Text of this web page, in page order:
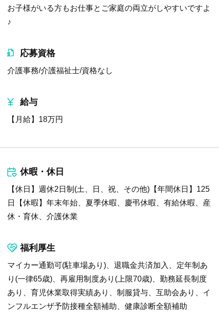
お子様がいる方もお仕事とご家庭の両立がしやすいですよ
♪
応募資格
介護事務/介護福祉士/資格なし
給与
【月給】18万円
休暇・休日
【休日】週休2日制(土、日、祝、その他)【年間休日】125
日【休暇】年末年始、夏季休暇、慶弔休暇、有給休暇、産
休・育休、介護休業
福利厚生
マイカー通勤可(駐車場あり)、退職金共済加入、定年制あ
り(一律65歳)、再雇用制度あり(上限70歳)、勤務延長制度
あり、育児休業取得実績あり、制服貸与、互助会あり、イ
ンフルエンザ予防接種全額補助、健康診断全額補助